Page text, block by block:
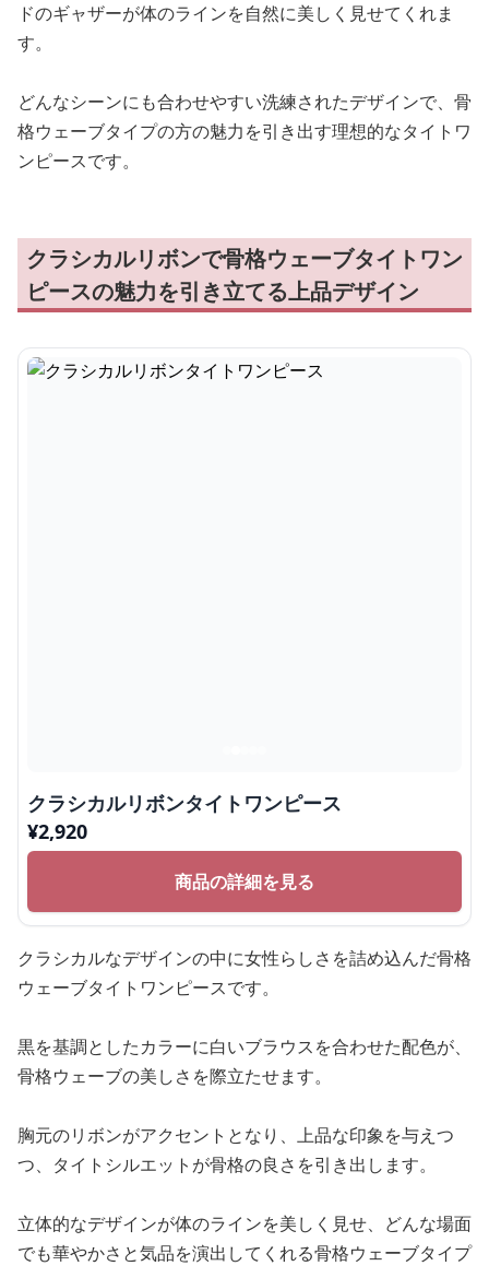
ドのギャザーが体のラインを自然に美しく見せてくれま
す。
どんなシーンにも合わせやすい洗練されたデザインで、骨
格ウェーブタイプの方の魅力を引き出す理想的なタイトワ
ンピースです。
クラシカルリボンで骨格ウェーブタイトワン
ピースの魅力を引き立てる上品デザイン
クラシカルリボンタイトワンピース
¥2,920
商品の詳細を見る
クラシカルなデザインの中に女性らしさを詰め込んだ骨格
ウェーブタイトワンピースです。
黒を基調としたカラーに白いブラウスを合わせた配色が、
骨格ウェーブの美しさを際立たせます。
胸元のリボンがアクセントとなり、上品な印象を与えつ
つ、タイトシルエットが骨格の良さを引き出します。
立体的なデザインが体のラインを美しく見せ、どんな場面
でも華やかさと気品を演出してくれる骨格ウェーブタイプ